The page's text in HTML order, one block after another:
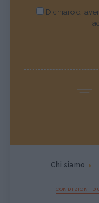
Dichiaro di aver
Chi siamo
CONDIZIONI